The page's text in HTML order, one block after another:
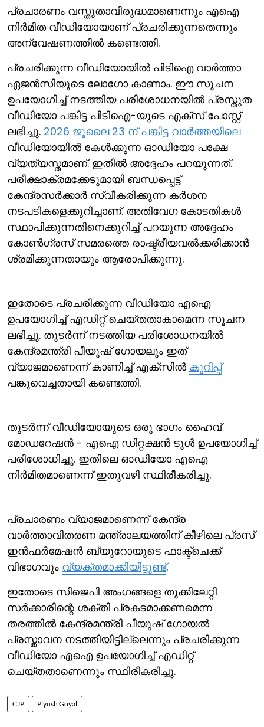
പ്രചാരണം വസ്തുതാവിരുദ്ധമാണെന്നും എഐ
നിര്‍മിത വീഡിയോയാണ് പ്രചരിക്കുന്നതെന്നും
അന്വേഷണത്തില്‍ കണ്ടെത്തി.
പ്രചരിക്കുന്ന വീഡിയോയില്‍ പിടിഐ വാര്‍ത്താ
ഏജന്‍സിയുടെ ലോഗോ കാണാം. ഈ സൂചന
ഉപയോഗിച്ച് നടത്തിയ പരിശോധനയില്‍ പ്രസ്തുത
വീഡിയോ പങ്കിട്ട പിടിഐ-യുടെ എക്സ് പോസ്റ്റ്
ലഭിച്ചു. 2026 ജൂലൈ 23 ന് പങ്കിട്ട വാര്‍ത്തയിലെ
വീഡിയോയില്‍ കേള്‍ക്കുന്ന ഓഡിയോ പക്ഷേ
വ്യത്യസ്തമാണ്. ഇതില്‍ അദ്ദേഹം പറയുന്നത്.
പരീക്ഷാക്രമക്കേടുമായി ബന്ധപ്പെട്ട്
കേന്ദ്രസര്‍ക്കാര്‍ സ്വീകരിക്കുന്ന കര്‍ശന
നടപടികളെക്കുറിച്ചാണ്. അതിവേഗ കോടതികള്‍
സ്ഥാപിക്കുന്നതിനെക്കുറിച്ച് പറയുന്ന അദ്ദേഹം
കോണ്‍ഗ്രസ് സമരത്തെ രാഷ്ട്രീയവല്‍ക്കരിക്കാന്‍
ശ്രമിക്കുന്നതായും ആരോപിക്കുന്നു.
ഇതോടെ പ്രചരിക്കുന്ന വീഡിയോ എഐ
ഉപയോഗിച്ച് എഡിറ്റ് ചെയ്തതാകാമെന്ന സൂചന
ലഭിച്ചു. തുടര്‍ന്ന് നടത്തിയ പരിശോധനയില്‍
കേന്ദ്രമന്ത്രി പീയൂഷ് ഗോയലും ഇത്
വ്യാജമാണെന്ന് കാണിച്ച് എക്സില്‍ കുറിപ്പ്
പങ്കുവെച്ചതായി കണ്ടെത്തി.
തുടര്‍ന്ന് വീഡിയോയുടെ ഒരു ഭാഗം ഹൈവ്
മോഡറേഷന്‍ - എഐ ഡിറ്റക്ഷന്‍ ടൂള്‍ ഉപയോഗിച്ച്
പരിശോധിച്ചു. ഇതിലെ ഓഡിയോ എഐ
നിര്‍മിതമാണെന്ന് ഇതുവഴി സ്ഥിരീകരിച്ചു.
പ്രചാരണം വ്യാജമാണെന്ന് കേന്ദ്ര
വാര്‍ത്താവിതരണ മന്ത്രാലയത്തിന് കീഴിലെ പ്രസ്
ഇന്‍ഫര്‍മേഷന്‍ ബ്യൂറോയുടെ ഫാക്ട്ചെക്ക്
വിഭാഗവും വ്യക്തമാക്കിയിട്ടുണ്ട്.
ഇതോടെ സിജെപി അംഗങ്ങളെ തൂക്കിലേറ്റി
സര്‍ക്കാരിന്റെ ശക്തി പ്രകടമാക്കണമെന്ന
തരത്തില്‍ കേന്ദ്രമന്ത്രി പീയുഷ് ഗോയല്‍
പ്രസ്താവന നടത്തിയിട്ടില്ലെന്നും പ്രചരിക്കുന്ന
വീഡിയോ എഐ ഉപയോഗിച്ച് എഡിറ്റ്
ചെയ്തതാണെന്നും സ്ഥിരീകരിച്ചു.
CJP Piyush Goyal